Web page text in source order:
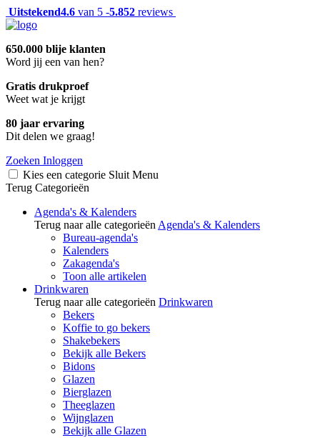
Uitstekend4.6 van 5 -5.852 reviews
650.000 blije klanten
Word jij een van hen?
Gratis drukproef
Weet wat je krijgt
80 jaar ervaring
Dit delen we graag!
Zoeken Inloggen
Kies een categorie Sluit Menu
Terug Categorieën
Agenda's & Kalenders
Terug naar alle categorieën Agenda's & Kalenders
Bureau-agenda's
Kalenders
Zakagenda's
Toon alle artikelen
Drinkwaren
Terug naar alle categorieën Drinkwaren
Bekers
Koffie to go bekers
Shakebekers
Bekijk alle Bekers
Bidons
Glazen
Bierglazen
Theeglazen
Wijnglazen
Bekijk alle Glazen